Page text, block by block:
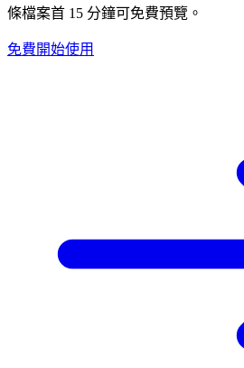
條檔案首 15 分鐘可免費預覽。
免費開始使用